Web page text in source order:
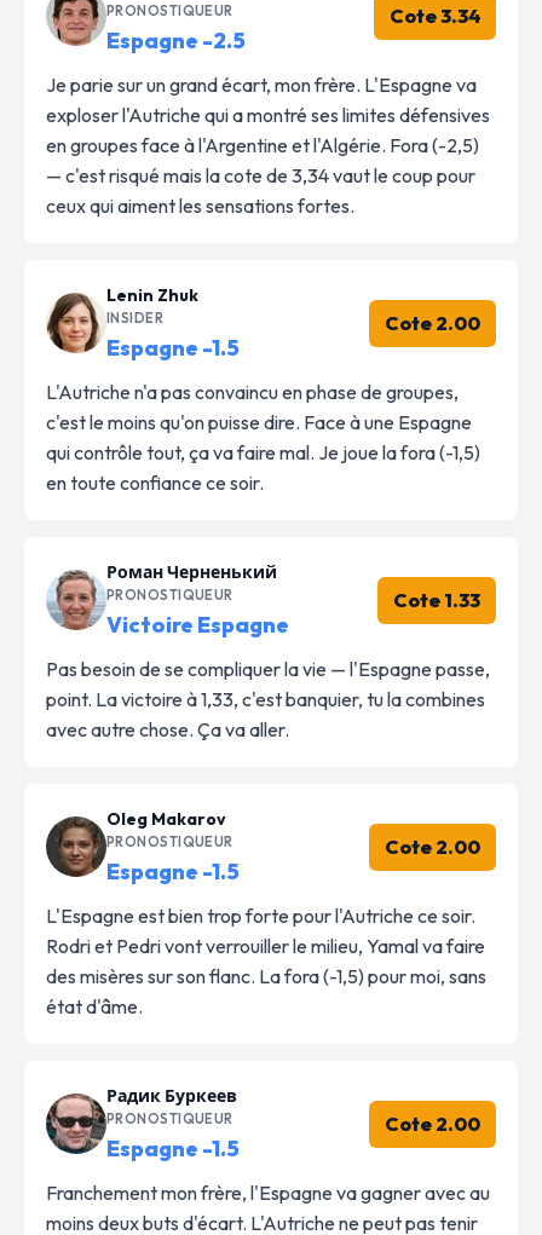
PRONOSTIQUEUR
Espagne -2.5
Cote 3.34
Je parie sur un grand écart, mon frère. L'Espagne va
exploser l'Autriche qui a montré ses limites défensives
en groupes face à l'Argentine et l'Algérie. Fora (-2,5)
— c'est risqué mais la cote de 3,34 vaut le coup pour
ceux qui aiment les sensations fortes.
Lenin Zhuk
INSIDER
Espagne -1.5
Cote 2.00
L'Autriche n'a pas convaincu en phase de groupes,
c'est le moins qu'on puisse dire. Face à une Espagne
qui contrôle tout, ça va faire mal. Je joue la fora (-1,5)
en toute confiance ce soir.
Роман Черненький
PRONOSTIQUEUR
Victoire Espagne
Cote 1.33
Pas besoin de se compliquer la vie — l'Espagne passe,
point. La victoire à 1,33, c'est banquier, tu la combines
avec autre chose. Ça va aller.
Oleg Makarov
PRONOSTIQUEUR
Espagne -1.5
Cote 2.00
L'Espagne est bien trop forte pour l'Autriche ce soir.
Rodri et Pedri vont verrouiller le milieu, Yamal va faire
des misères sur son flanc. La fora (-1,5) pour moi, sans
état d'âme.
Радик Буркеев
PRONOSTIQUEUR
Espagne -1.5
Cote 2.00
Franchement mon frère, l'Espagne va gagner avec au
moins deux buts d'écart. L'Autriche ne peut pas tenir